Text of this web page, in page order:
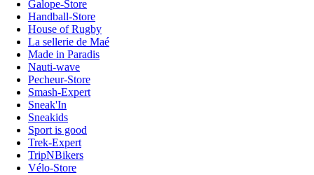
Galope-Store
Handball-Store
House of Rugby
La sellerie de Maé
Made in Paradis
Nauti-wave
Pecheur-Store
Smash-Expert
Sneak'In
Sneakids
Sport is good
Trek-Expert
TripNBikers
Vélo-Store